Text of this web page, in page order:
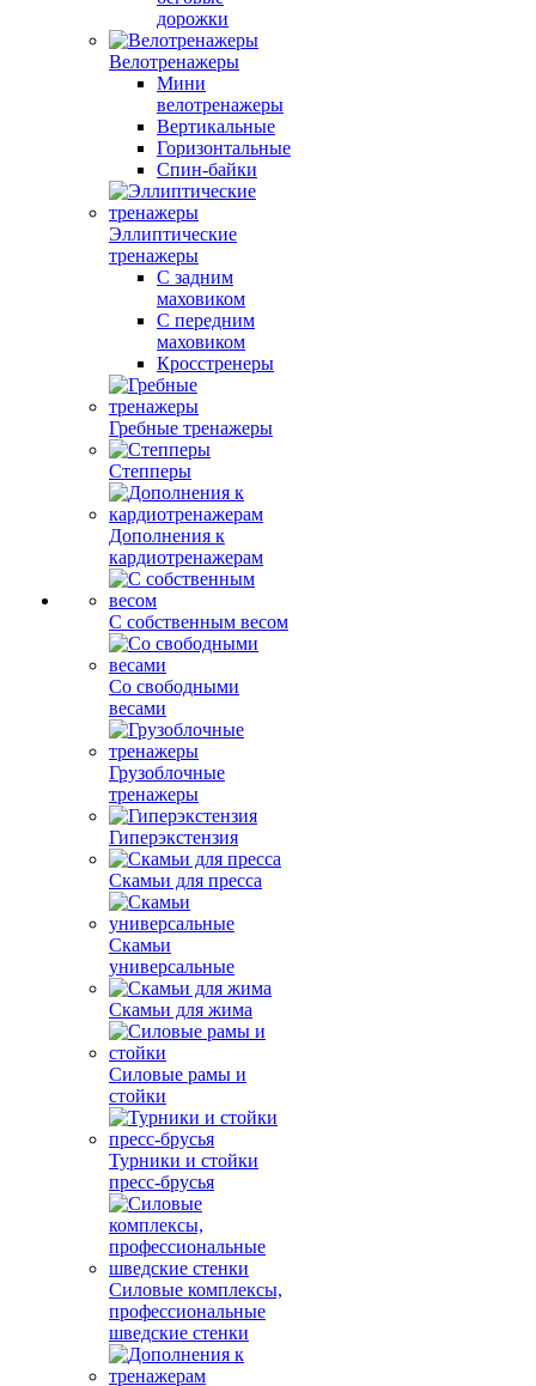
дорожки
Велотренажеры
Мини
велотренажеры
Вертикальные
Горизонтальные
Спин-байки
Эллиптические
тренажеры
С задним
маховиком
С передним
маховиком
Кросстренеры
Гребные тренажеры
Степперы
Дополнения к
кардиотренажерам
С собственным весом
Со свободными
весами
Грузоблочные
тренажеры
Гиперэкстензия
Скамьи для пресса
Скамьи
универсальные
Скамьи для жима
Силовые рамы и
стойки
Турники и стойки
пресс-брусья
Силовые комплексы,
профессиональные
шведские стенки